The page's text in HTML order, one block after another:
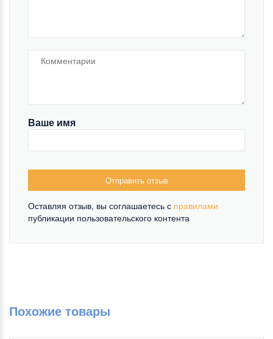
Ваше имя
Отправить отзыв
Оставляя отзыв, вы соглашаетесь c правилами
публикации пользовательского контента
Похожие товары